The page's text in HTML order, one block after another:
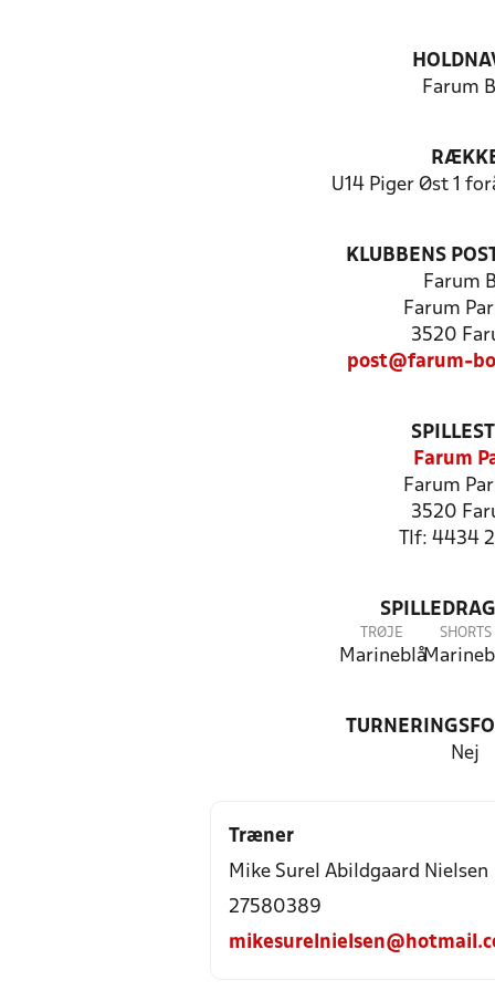
Farum
U14 Piger Øst 1
KLUBBENS
Farum
Farum
3520
post@farum-
Farum
Farum
3520
Tlf: 4434
TRØJE
Marineblå
SHORTS
Nej
Træner
Mike Surel Abildgaard Nielsen
27580389